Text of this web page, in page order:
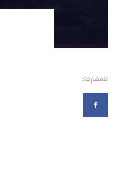
للمشاركة: